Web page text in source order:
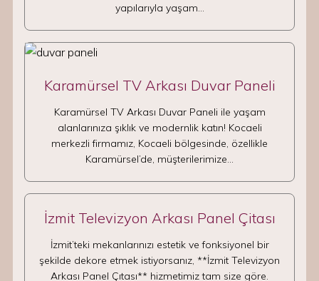
yapılarıyla yaşam…
Karamürsel TV Arkası Duvar Paneli
Karamürsel TV Arkası Duvar Paneli ile yaşam
alanlarınıza şıklık ve modernlik katın! Kocaeli
merkezli firmamız, Kocaeli bölgesinde, özellikle
Karamürsel’de, müşterilerimize…
İzmit Televizyon Arkası Panel Çitası
İzmit’teki mekanlarınızı estetik ve fonksiyonel bir
şekilde dekore etmek istiyorsanız, **İzmit Televizyon
Arkası Panel Çıtası** hizmetimiz tam size göre.